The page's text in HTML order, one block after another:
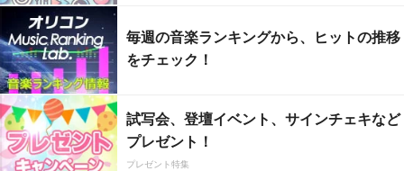
毎週の音楽ランキングから、ヒットの推移
をチェック！
試写会、登壇イベント、サインチェキなど
プレゼント！
プレゼント特集